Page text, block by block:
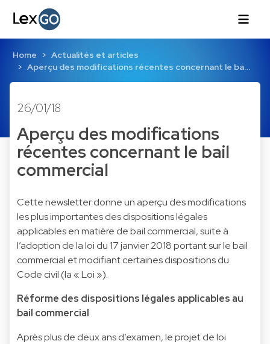
Home
Actualités et articles
Aperçu des modifications récentes concernant le ba…
26/01/18
Aperçu des modifications
récentes concernant le bail
commercial
Cette newsletter donne un aperçu des modifications
les plus importantes des dispositions légales
applicables en matière de bail commercial, suite à
l’adoption de la loi du 17 janvier 2018 portant sur le bail
commercial et modifiant certaines dispositions du
Code civil (la « Loi »).
Réforme des dispositions légales applicables au
bail commercial
Après plus de deux ans d’examen, le projet de loi